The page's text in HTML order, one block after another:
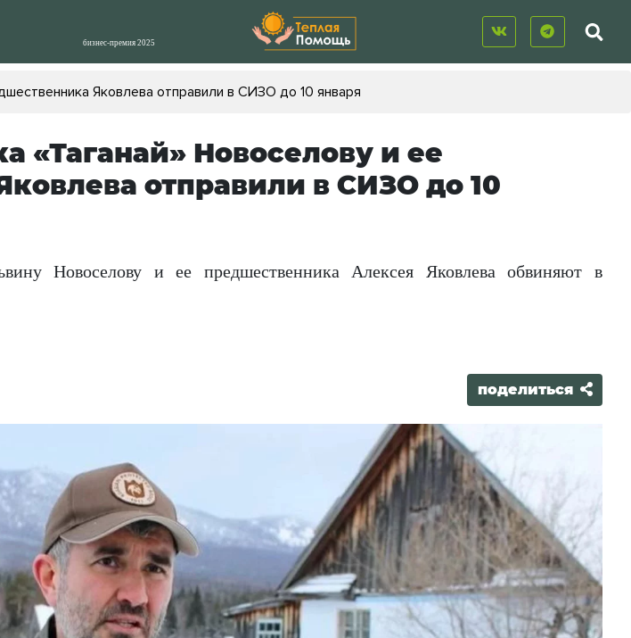
Яковлева отправили в СИЗО до 10 января
«Таганай» Новоселову и ее
отправили в СИЗО до 10
Новоселову и ее предшественника Алексея Яковлева обвиняют в
поделиться